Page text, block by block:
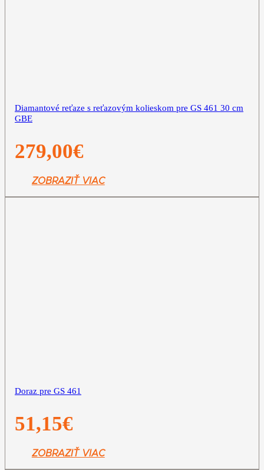
Diamantové reťaze s reťazovým kolieskom pre GS 461 30 cm
GBE
279,00€
ZOBRAZIŤ VIAC
Doraz pre GS 461
51,15€
ZOBRAZIŤ VIAC